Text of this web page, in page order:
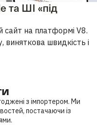
та ШІ «під
сайт на платформі V8.
виняткова швидкість і
з імпортером. Ми
постачаючи із